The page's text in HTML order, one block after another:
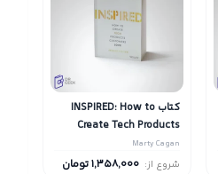
کتاب INSPIRED: How to
Create Tech Products
Customers Love
Marty Cagan
شروع از: 1,358,000تومان